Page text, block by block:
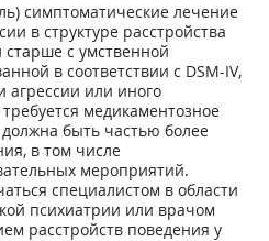
симптоматические лечение
в структуре расстройства
старше с умственной
в соответствии с DSM-IV,
агрессии или иного
медикаментозное
быть частью более
в том числе
мероприятий.
специалистом в области
психиатрии или врачом
расстройств поведения у